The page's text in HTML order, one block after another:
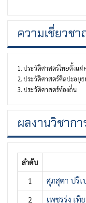
ความเชี่ยวช
1. ประวัติศาสตร์ไทยตั้งแ
2. ประวัติศาสตร์ศิลปะอยุธ
3. ประวัติศาสตร์ท้องถิ่น
ผลงานวิชากา
ลำดับ
1
ศุภสุตา ปรีเ
2
เพชรรุ่ง เที